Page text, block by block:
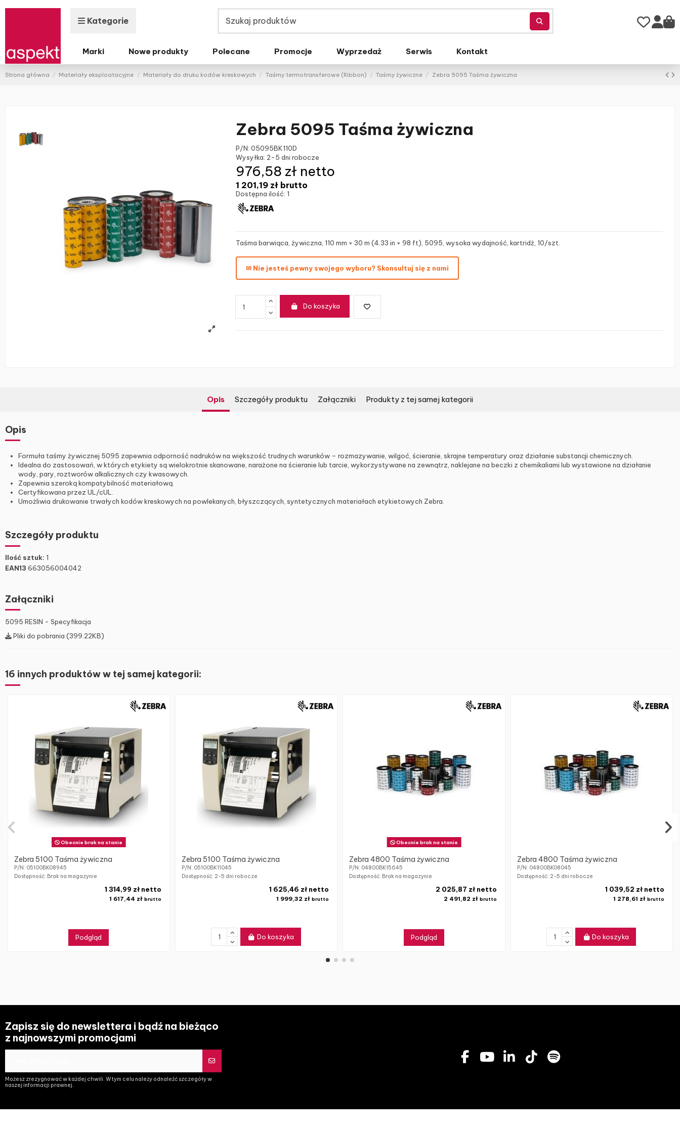
Kategorie
Marki Nowe produkty Polecane Promocje Wyprzedaż Serwis Kontakt
Strona główna Materiały eksploatacyjne Materiały do druku kodów kreskowych Taśmy termotransferowe (Ribbon) Taśmy żywiczne Zebra 5095 Taśma żywiczna
Zebra 5095 Taśma żywiczna
P/N: 05095BK110D
Wysyłka: 2-5 dni robocze
1 201,19 zł brutto
976,58 zł netto
Dostępna ilość: 1
Taśma barwiąca, żywiczna, 110 mm × 30 m (4.33 in × 98 ft), 5095, wysoka wydajność, kartridż, 10/szt.
✉ Nie jesteś pewny swojego wyboru? Skonsultuj się z nami
Do koszyka
Opis Szczegóły produktu Załączniki Produkty z tej samej kategorii
Opis
Formuła taśmy żywicznej 5095 zapewnia odporność nadruków na większość trudnych warunków – rozmazywanie, wilgoć, ścieranie, skrajne temperatury oraz działanie substancji chemicznych.
Idealna do zastosowań, w których etykiety są wielokrotnie skanowane, narażone na ścieranie lub tarcie, wykorzystywane na zewnątrz, naklejane na beczki z chemikaliami lub wystawione na działanie
wody, pary, roztworów alkalicznych czy kwasowych.
Zapewnia szeroką kompatybilność materiałową.
Certyfikowana przez UL/cUL.
Umożliwia drukowanie trwałych kodów kreskowych na powlekanych, błyszczących, syntetycznych materiałach etykietowych Zebra.
Szczegóły produktu
Ilość sztuk: 1
EAN13 663056004042
Załączniki
5095 RESIN - Specyfikacja
Pliki do pobrania (399.22KB)
16 innych produktów w tej samej kategorii:
Obecnie brak na stanie
Zebra 5100 Taśma żywiczna
P/N: 05100BK08945
Dostępność: Brak na magazynie
1 617,44 złbrutto
1 314,99 zł netto
Podgląd
Zebra 5100 Taśma żywiczna
P/N: 05100BK11045
Dostępność: 2-5 dni robocze
1 999,32 złbrutto
1 625,46 zł netto
Do koszyka
Obecnie brak na stanie
Zebra 4800 Taśma żywiczna
P/N: 04800BK15645
Dostępność: Brak na magazynie
2 491,82 zł brutto
2 025,87 zł netto
Podgląd
Zebra 4800 Taśma żywiczna
P/N: 04800BK08045
Dostępność: 2-5 dni robocze
1 278,61 zł brutto
1 039,52 zł netto
Do koszyka
Zapisz się do newslettera i bądź na bieżąco
z najnowszymi promocjami
Możesz zrezygnować w każdej chwili. W tym celu należy odnaleźć szczegóły w
naszej informacji prawnej.